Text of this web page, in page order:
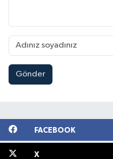
Gönder
FACEBOOK
X